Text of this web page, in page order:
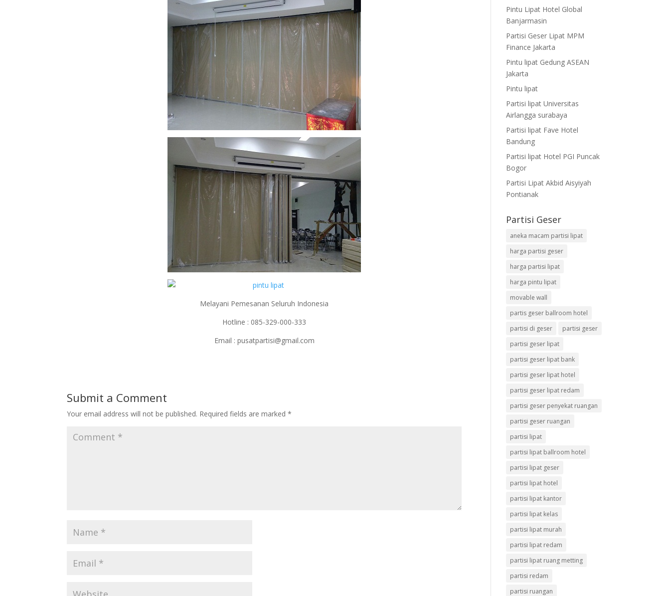
Melayani Pemesanan Seluruh Indonesia
Hotline : 085-329-000-333
Email : pusatpartisi@gmail.com
Submit a Comment
Your email address will not be published. Required fields are marked*
Pintu Lipat Hotel Global
Banjarmasin
Partisi Geser Lipat MPM
Finance Jakarta
Pintu lipat Gedung ASEAN
Jakarta
Pintu lipat
Partisi lipat Universitas
Airlangga surabaya
Partisi lipat Fave Hotel
Bandung
Partisi lipat Hotel PGI Puncak
Bogor
Partisi Lipat Akbid Aisyiyah
Pontianak
Partisi Geser
aneka macam partisi lipat
harga partisi geser
harga partisi lipat
harga pintu lipat
movable wall
partis geser ballroom hotel
partisi di geser
partisi geser
partisi geser lipat
partisi geser lipat bank
partisi geser lipat hotel
partisi geser lipat redam
partisi geser penyekat ruangan
partisi geser ruangan
partisi lipat
partisi lipat ballroom hotel
partisi lipat geser
partisi lipat hotel
partisi lipat kantor
partisi lipat kelas
partisi lipat murah
partisi lipat redam
partisi lipat ruang metting
partisi redam
partisi ruangan